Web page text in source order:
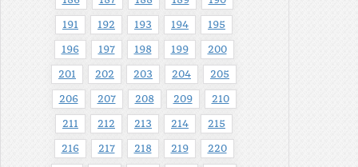
191 192 193 194 195
196 197 198 199 200
201 202 203 204 205
206 207 208 209 210
211 212 213 214 215
216 217 218 219 220